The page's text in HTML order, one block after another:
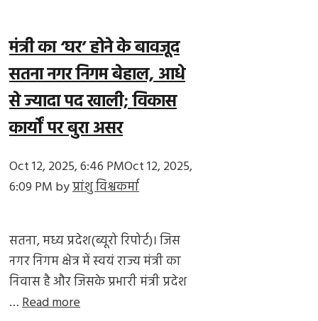
मंत्री का ‘घर’ होने के बावजूद
सतना नगर निगम बेहाल, आधे
से ज्यादा पद खाली; विकास
कार्यों पर बुरा असर
Oct 12, 2025, 6:46 PMOct 12, 2025,
6:09 PM byप्रांशु विश्वकर्मा
सतना, मध्य प्रदेश(ब्यूरो रिपोर्ट)। जिस
नगर निगम क्षेत्र में स्वयं राज्य मंत्री का
निवास है और जिसके प्रभारी मंत्री प्रदेश
…Read more